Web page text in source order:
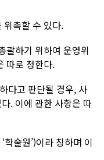
위촉할 수 있다.
괄하기 위하여 운영위
따로 정한다.
다고 판단될 경우, 사
. 이에 관한 사항은 따
학술원’)이라 칭하며 이